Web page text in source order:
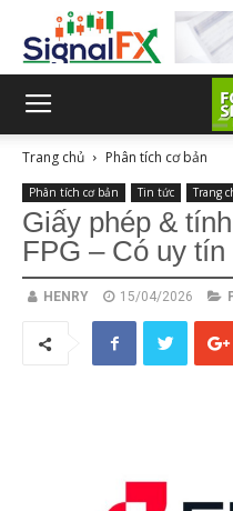
Trang chủ Phân tích cơ bản
Phân tích cơ bản Tin tức Trang
Giấy phép &
FPG – Có uy tín
HENRY 15/04/2026